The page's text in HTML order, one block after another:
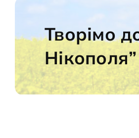
Творімо
Нікополя”